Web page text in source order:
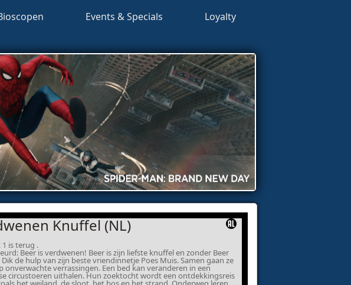
Events & Specials Loyalty
Knuffel (NL)
is terug .
Beer is verdwenen! Beer is zijn liefste knuffel en zonder Beer
de hulp van zijn beste vriendinnetje Poes Muis. Samen gaan ze
verrassingen. Een bed kan veranderen in een
circustoeren uithalen. Hun zoektocht wordt een ontdekkingsreis